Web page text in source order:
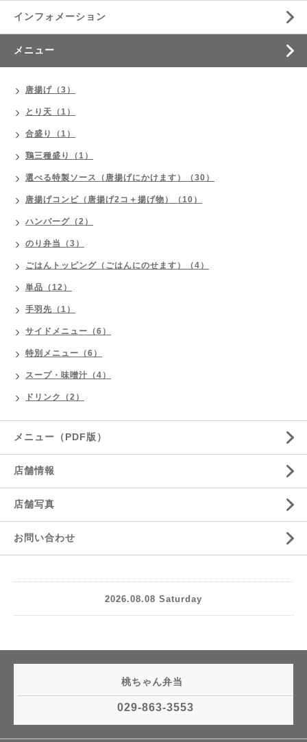
インフォメーション
メニュー
唐揚げ（3）
とり天（1）
合盛り（1）
鶏三種盛り（1）
選べる特製ソース（唐揚げにかけます）（30）
唐揚げコンビ（唐揚げ2コ＋揚げ物）（10）
ハンバーグ（2）
のり弁当（3）
ごはんトッピング（ごはんにのせます）（4）
単品（12）
手羽先（1）
サイドメニュー（6）
特別メニュー（6）
スープ・味噌汁（4）
ドリンク（2）
メニュー（PDF版）
店舗情報
店舗写真
お問い合わせ
2026.08.08 Saturday
桃ちゃん弁当
029-863-3553